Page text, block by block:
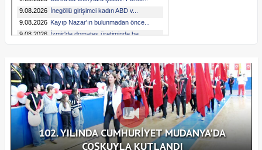
102. YILINDA CUMHURİYET MUDANYA'DA
COŞKUYLA KUTLANDI